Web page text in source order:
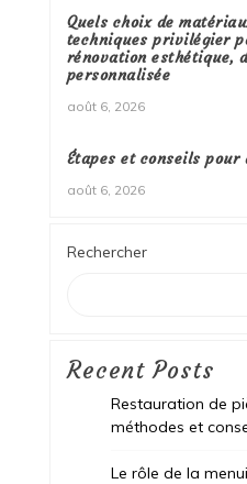
Quels choix de
techniques privilégier
rénovation esthétique,
personnalisée
août 6, 2026
Étapes et conseils
août 6, 2026
Rechercher
Recent Posts
Restauration de
méthodes et
Le rôle de la